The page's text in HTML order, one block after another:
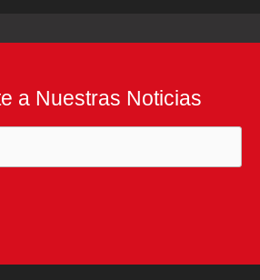
a Nuestras Noticias